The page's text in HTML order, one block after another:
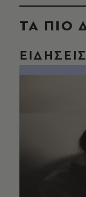
ΤΑ ΠΙΟ
ΕΙΔΗΣΕΙΣ